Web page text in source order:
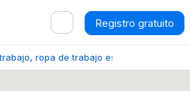
Registro gratuito
ropa de trabajo especial y